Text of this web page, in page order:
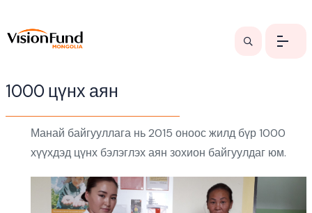
1000 цүнх аян
Манай байгууллага нь 2015 оноос жилд бүр 1000
хүүхдэд цүнх бэлэглэх аян зохион байгуулдаг юм.